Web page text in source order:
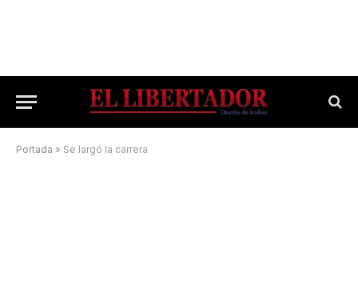
Portada » Se largó la carrera